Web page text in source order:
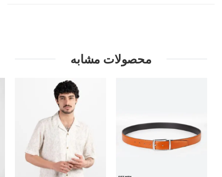
محصولات مشابه